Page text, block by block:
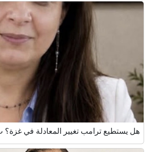
هل يستطيع ترامب تغيير المعادلة في غزة؟